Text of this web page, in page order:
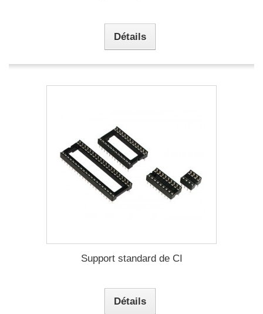
Détails
Support standard de CI
Détails